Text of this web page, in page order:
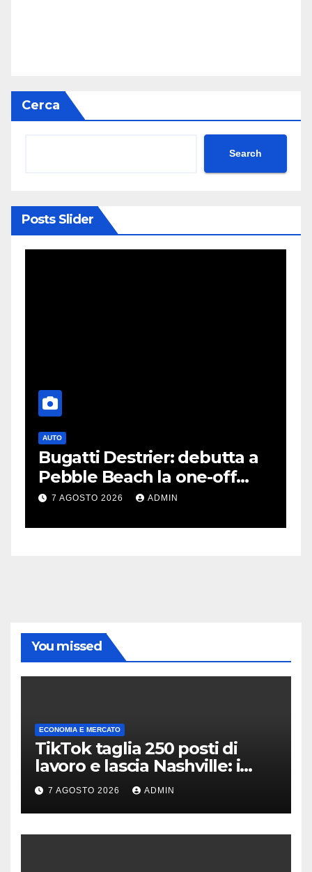
Cerca
Search
Posts Slider
AUTO
Bugatti Destrier: debutta a
Pebble Beach la one-off
derivata dalla Bolide
7 AGOSTO 2026 ADMIN
You missed
ECONOMIA E MERCATO
TikTok taglia 250 posti di
lavoro e lascia Nashville: i
motivi della scelta
7 AGOSTO 2026 ADMIN